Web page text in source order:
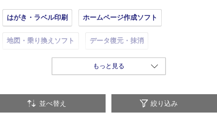
はがき・ラベル印刷 ホームページ作成ソフト
地図・乗り換えソフト データ復元・抹消
その他実用・ユーティリティソフト
もっと見る
並べ替え 絞り込み